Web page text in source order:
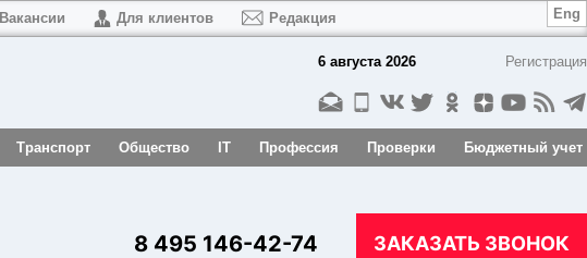
Вакансии Для клиентов Редакция Eng
6 августа 2026 Регистрация
Транспорт Общество IT Профессия Проверки Бюджетный учет
8 495 146-42-74 ЗАКАЗАТЬ ЗВОНОК